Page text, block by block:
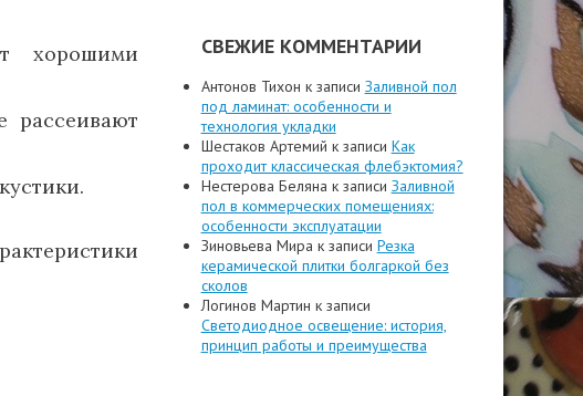
хорошими
рассеивают
СВЕЖИЕ КОММЕНТАРИИ
Антонов Тихон к записи Заливной пол
под ламинат: особенности и
технология укладки
Шестаков Артемий к записи Как
проходит классическая флебэктомия?
Нестерова Беляна к записи Заливной
пол в коммерческих помещениях:
особенности эксплуатации
Зиновьева Мира к записи Резка
керамической плитки болгаркой без
сколов
Логинов Мартин к записи
Светодиодное освещение: история,
принцип работы и преимущества